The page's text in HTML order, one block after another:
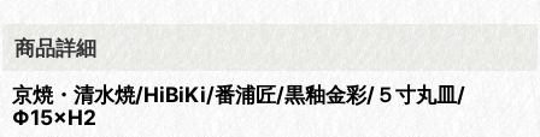
商品詳細
京焼・清水焼/HiBiKi/番浦匠/黒釉金彩/５寸丸皿/
Φ15×H2